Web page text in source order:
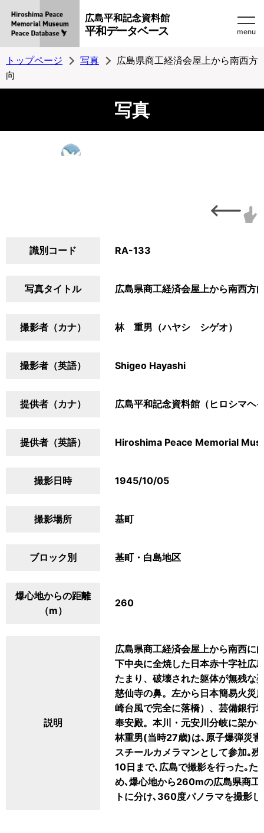
広島平和記念資料館
平和データベース menu
トップページ 写真
広島県商工経済会屋上から南西方
向
写真
識別コード RA-133
写真タイトル 広島県商工経済会屋上から南西方
撮影者（カナ） 林 重男（ハヤシ シゲオ）
撮影者（英語） Shigeo Hayashi
提供者（カナ） 広島平和記念資料館（ヒロシマヘ
提供者（英語） Hiroshima Peace Memorial
撮影日時 1945/10/05
撮影場所 基町
ブロック別 基町・白島地区
爆心地からの距離
（m）
260
説明
広島県商工経済会屋上から南西に
下中央に全焼した日本赤十字社広
たまり、破壊された躯体が無残な
慈仙寺の鼻。左から日本簡易火災
崎台風で完全に落橋）、芸備銀行
奉安殿。本川・元安川分岐に架か
林重男(当時27歳)は､原子爆弾災
スチールカメラマンとして参加｡
10日まで､広島で撮影を行った｡た
め､爆心地から260mの広島県商
トに分け､360度パノラマを撮影